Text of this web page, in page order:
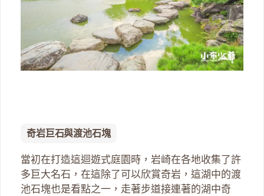
奇岩巨石與渡池石塊
當初在打造這迴遊式庭園時，岩崎在各地收集了許
多巨大名石，在這除了可以欣賞奇岩，這湖中的渡
池石塊也是看點之一，走著步道接連著的湖中奇